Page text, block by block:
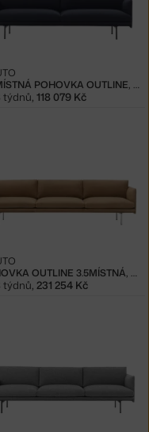
TŘÍMÍSTNÁ POHOVKA OUTLINE, VIDAR 554
týdnů, 118 079 Kč
POHOVKA OUTLINE 3.5MÍSTNÁ, COGNAC
týdnů, 231 254 Kč